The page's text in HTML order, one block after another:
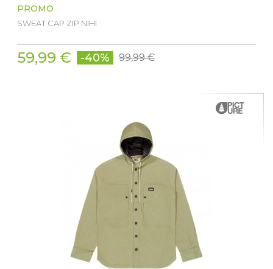
PROMO
SWEAT CAP ZIP NIHI
59,99 € -40% 99,99 €